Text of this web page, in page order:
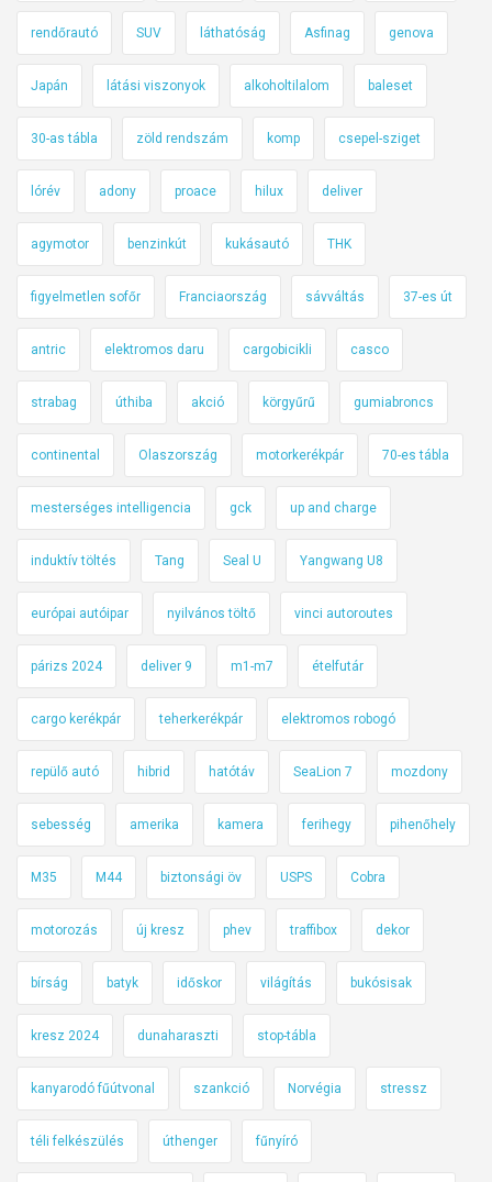
rendőrautó SUV láthatóság Asfinag genova
Japán látási viszonyok alkoholtilalom baleset
30-as tábla zöld rendszám komp csepel-sziget
lórév adony proace hilux deliver
agymotor benzinkút kukásautó THK
figyelmetlen sofőr Franciaország sávváltás 37-es út
antric elektromos daru cargobicikli casco
strabag úthiba akció körgyűrű gumiabroncs
continental Olaszország motorkerékpár 70-es tábla
mesterséges intelligencia gck up and charge
induktív töltés Tang Seal U Yangwang U8
európai autóipar nyilvános töltő vinci autoroutes
párizs 2024 deliver 9 m1-m7 ételfutár
cargo kerékpár teherkerékpár elektromos robogó
repülő autó hibrid hatótáv SeaLion 7 mozdony
sebesség amerika kamera ferihegy pihenőhely
M35 M44 biztonsági öv USPS Cobra
motorozás új kresz phev traffibox dekor
bírság batyk időskor világítás bukósisak
kresz 2024 dunaharaszti stop-tábla
kanyarodó fűútvonal szankció Norvégia stressz
téli felkészülés úthenger fűnyíró